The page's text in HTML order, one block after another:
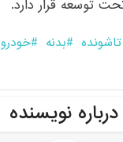
توسعه قرار دارد.
بدنه خودرو
درباره نویسنده